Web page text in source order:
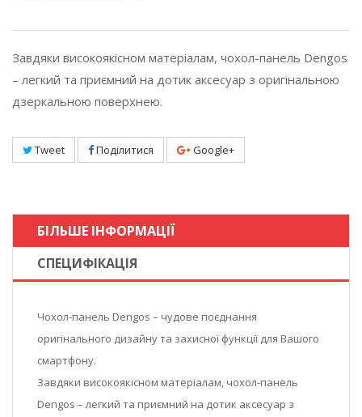
Завдяки високоякісном матеріалам, чохол-панель Dengos
– легкий та приємний на дотик аксесуар з оригінальною
дзеркальною поверхнею.
Tweet Поділитися Google+
БІЛЬШЕ ІНФОРМАЦІЇ
СПЕЦИФІКАЦІЯ
Чохол-панель Dengos – чудове поєднання
оригінального дизайну та захисної функції для Вашого
смартфону.
Завдяки високоякісном матеріалам, чохол-панель
Dengos – легкий та приємний на дотик аксесуар з